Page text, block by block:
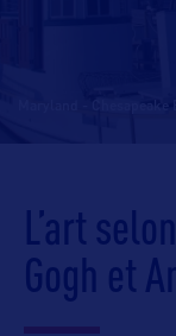
L’art
Gogh et